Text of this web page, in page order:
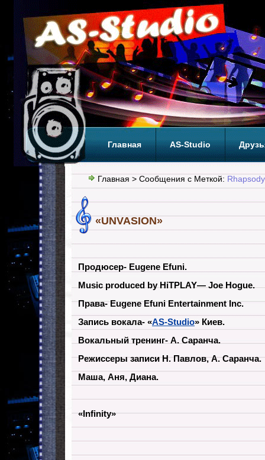
Главная AS-Studio
Теги ТОП
Главная > Сообщения с Меткой:
«UNVASION»
Продюсер- Eugene Efuni.
Music produced by HiTPLAY— Joe Hogue.
Права- Eugene Efuni Entertainment Inc.
Запись вокала- «AS-Studio» Киев.
Вокальный тренинг- А. Саранча.
Режиссеры записи Н. Павлов, А. Саранча.
Маша, Аня, Диана.
«Infinity»